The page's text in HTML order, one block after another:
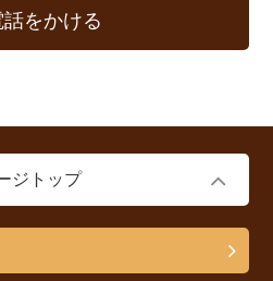
話をかける
ジトップ